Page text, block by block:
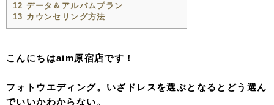
12 データ＆アルバムプラン
13 カウンセリング方法
こんにちはaim原宿店です！
フォトウエディング。いざドレスを選ぶとなるとどう選ん
でいいかわからない。